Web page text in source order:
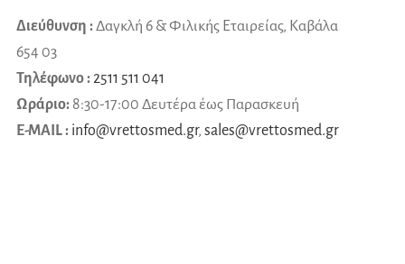
Διεύθυνση :Δαγκλή 6 & Φιλικής Εταιρείας, Καβάλα
654 03
Τηλέφωνο :2511 511 041
Ωράριο: 8:30-17:00 Δευτέρα έως Παρασκευή
E-MAIL : info@vrettosmed.gr, sales@vrettosmed.gr